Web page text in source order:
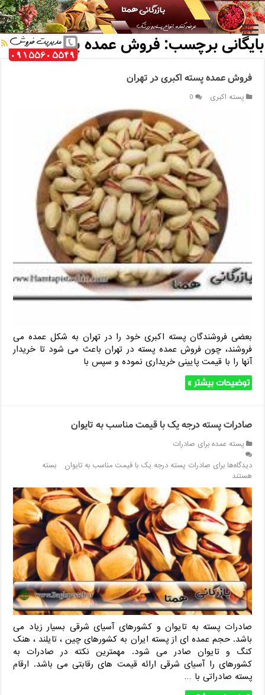
خانه / بایگانی برچسب: فروش عمده پسته
بایگانی برچسب:فروش عمده پسته
فروش عمده پسته اکبری در تهران
پسته اکبری 0
بعضی فروشندگان پسته اکبری خود را در تهران به شکل عمده می
فروشند، چون فروش عمده پسته در تهران باعث می شود تا خریدار
آنها را با قیمت پایینی خریداری نموده و سپس با
توضیحات بیشتر »
صادرات پسته درجه یک با قیمت مناسب به تایوان
پسته عمده برای صادرات
دیدگاه‌هابرای صادرات پسته درجه یک با قیمت مناسب به تایوان
بسته
هستند
صادرات پسته به تایوان و کشورهای آسیای شرقی بسیار زیاد می
باشد. حجم عمده ای از پسته ایران به کشورهای چین ، تایلند ، هنک
کنگ و تایوان صادر می شود. مهمترین نکته در صادرات به
کشورهای را آسیای شرقی ارائه قیمت های رقابتی می باشد. ارقام
پسته صادراتی با …